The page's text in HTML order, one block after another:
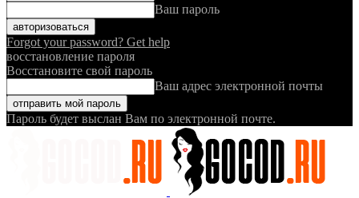
Ваш пароль
Forgot your password? Get help
восстановление пароля
Восстановите свой пароль
Ваш адрес электронной почты
Пароль будет выслан Вам по электронной почте.